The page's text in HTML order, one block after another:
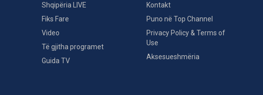
Shqipëria LIVE
Fiks Fare
Video
Të gjitha programet
Guida TV
Kontakt
Puno në Top Channel
Privacy Policy & Terms of
Use
Aksesueshmëria